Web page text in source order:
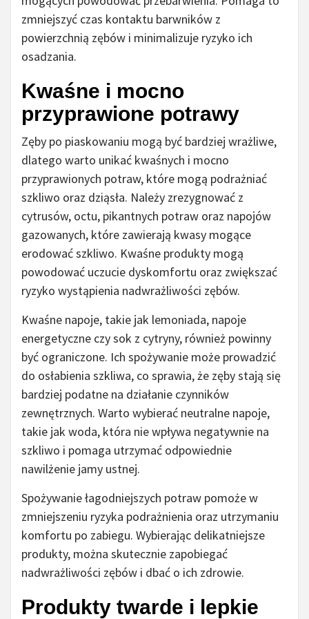
zmniejszyć czas kontaktu barwników z
powierzchnią zębów i minimalizuje ryzyko ich
osadzania.
Kwaśne i mocno
przyprawione potrawy
Zęby po piaskowaniu mogą być bardziej wrażliwe,
dlatego warto unikać kwaśnych i mocno
przyprawionych potraw, które mogą podrażniać
szkliwo oraz dziąsła. Należy zrezygnować z
cytrusów, octu, pikantnych potraw oraz napojów
gazowanych, które zawierają kwasy mogące
erodować szkliwo. Kwaśne produkty mogą
powodować uczucie dyskomfortu oraz zwiększać
ryzyko wystąpienia nadwrażliwości zębów.
Kwaśne napoje, takie jak lemoniada, napoje
energetyczne czy sok z cytryny, również powinny
być ograniczone. Ich spożywanie może prowadzić
do osłabienia szkliwa, co sprawia, że zęby stają się
bardziej podatne na działanie czynników
zewnętrznych. Warto wybierać neutralne napoje,
takie jak woda, która nie wpływa negatywnie na
szkliwo i pomaga utrzymać odpowiednie
nawilżenie jamy ustnej.
Spożywanie łagodniejszych potraw pomoże w
zmniejszeniu ryzyka podrażnienia oraz utrzymaniu
komfortu po zabiegu. Wybierając delikatniejsze
produkty, można skutecznie zapobiegać
nadwrażliwości zębów i dbać o ich zdrowie.
Produkty twarde i lepkie